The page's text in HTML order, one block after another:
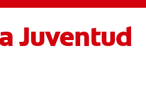
Juventud